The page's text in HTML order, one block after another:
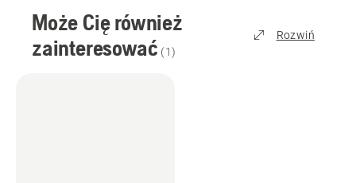
Może Cię również
zainteresować (1)
Rozwiń